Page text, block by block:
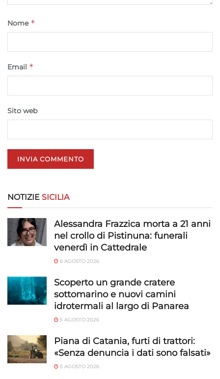
Nome *
Email *
Sito web
NOTIZIE SICILIA
Alessandra Frazzica morta a 21 anni
nel crollo di Pistinuna: funerali
venerdì in Cattedrale
6 AGOSTO 2026
Scoperto un grande cratere
sottomarino e nuovi camini
idrotermali al largo di Panarea
5 AGOSTO 2026
Piana di Catania, furti di trattori:
«Senza denuncia i dati sono falsati»
5 AGOSTO 2026